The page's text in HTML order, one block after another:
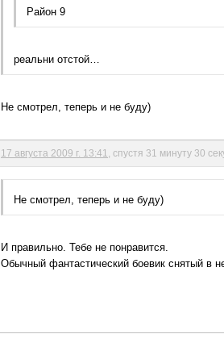
Район 9
реальни отстой…
Не смотрел, теперь и не буду)
17 августа 2009 г. 13:41 , спустя 31 минуту 30
Не смотрел, теперь и не буду)
И правильно. Тебе не понравится.
Обычный фантастический боевик снятый в